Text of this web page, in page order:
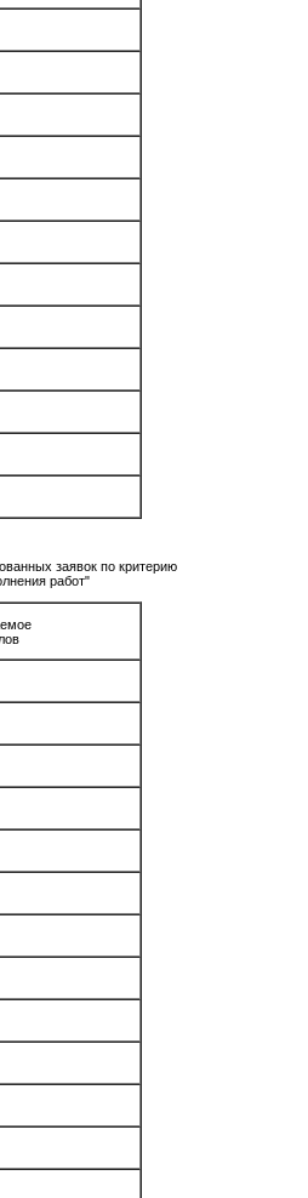
заявок по критерию
работ"